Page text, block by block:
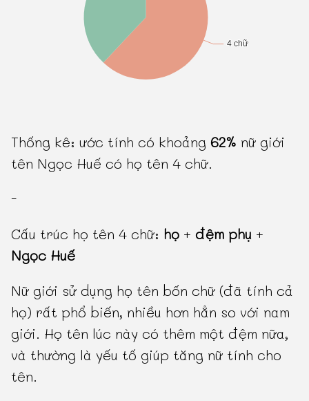
Thống kê: ước tính có khoảng62% nữ giới
tên Ngọc Huế có họ tên 4 chữ.
-
Cấu trúc họ tên 4 chữ: họ +đệm phụ +
Ngọc Huế
Nữ giới sử dụng họ tên bốn chữ (đã tính cả
họ) rất phổ biến, nhiều hơn hẳn so với nam
giới. Họ tên lúc này có thêm một đệm nữa,
và thường là yếu tố giúp tăng nữ tính cho
tên.